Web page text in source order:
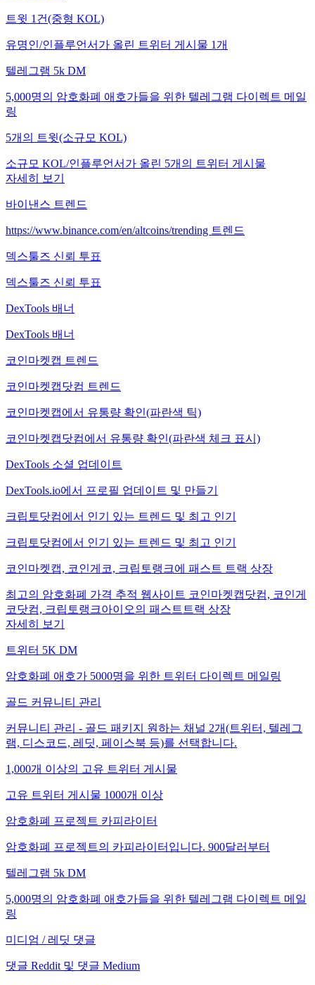
트윗 1건(중형 KOL)
유명인/인플루언서가 올린 트위터 게시물 1개
텔레그램 5k DM
5,000명의 암호화폐 애호가들을 위한 텔레그램 다이렉트 메일
링
5개의 트윗(소규모 KOL)
소규모 KOL/인플루언서가 올린 5개의 트위터 게시물
자세히 보기
바이낸스 트렌드
https://www.binance.com/en/altcoins/trending 트렌드
덱스툴즈 신뢰 투표
덱스툴즈 신뢰 투표
DexTools 배너
DexTools 배너
코인마켓캡 트렌드
코인마켓캡닷컴 트렌드
코인마켓캡에서 유통량 확인(파란색 틱)
코인마켓캡닷컴에서 유통량 확인(파란색 체크 표시)
DexTools 소셜 업데이트
DexTools.io에서 프로필 업데이트 및 만들기
크립토닷컴에서 인기 있는 트렌드 및 최고 인기
크립토닷컴에서 인기 있는 트렌드 및 최고 인기
코인마켓캡, 코인게코, 크립토랭크에 패스트 트랙 상장
최고의 암호화폐 가격 추적 웹사이트 코인마켓캡닷컴, 코인게
코닷컴, 크립토랭크아이오의 패스트트랙 상장
자세히 보기
트위터 5K DM
암호화폐 애호가 5000명을 위한 트위터 다이렉트 메일링
골드 커뮤니티 관리
커뮤니티 관리 - 골드 패키지 원하는 채널 2개(트위터, 텔레그
램, 디스코드, 레딧, 페이스북 등)를 선택합니다.
1,000개 이상의 고유 트위터 게시물
고유 트위터 게시물 1000개 이상
암호화폐 프로젝트 카피라이터
암호화폐 프로젝트의 카피라이터입니다. 900달러부터
텔레그램 5k DM
5,000명의 암호화폐 애호가들을 위한 텔레그램 다이렉트 메일
링
미디엄 / 레딧 댓글
댓글 Reddit 및 댓글 Medium